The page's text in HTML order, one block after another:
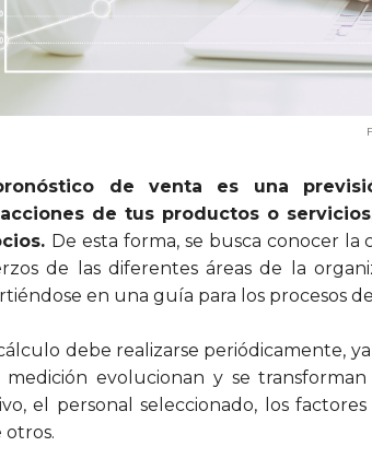
de venta es una
de tus productos o
De esta forma, se busca conocer
de las diferentes áreas de la
en una guía para los procesos
debe realizarse periódicamente,
medición evolucionan y se
el personal seleccionado, los